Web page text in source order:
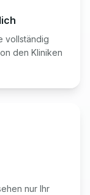
vollständig
den Kliniken
nur Ihr